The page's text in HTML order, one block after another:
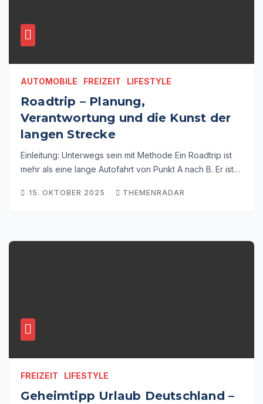
AUTOMOBILE FREIZEIT LIFESTYLE
Roadtrip – Planung,
Verantwortung und die Kunst der
langen Strecke
Einleitung: Unterwegs sein mit Methode Ein Roadtrip ist
mehr als eine lange Autofahrt von Punkt A nach B. Er ist…
15. OKTOBER 2025 THEMENRADAR
FREIZEIT LIFESTYLE
Geheimtipp Urlaub Deutschland –